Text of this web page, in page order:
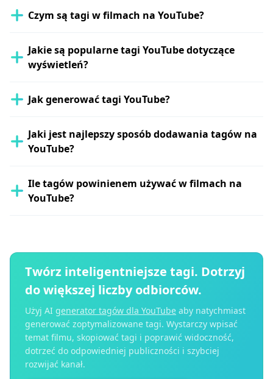
Czym są tagi w filmach na YouTube?
Jakie są popularne tagi YouTube dotyczące
wyświetleń?
Jak generować tagi YouTube?
Jaki jest najlepszy sposób dodawania tagów na
YouTube?
Ile tagów powinienem używać w filmach na
YouTube?
Twórz inteligentniejsze tagi. Dotrzyj
do większej liczby odbiorców.
Użyj AI generator tagów dla YouTube aby natychmiast
generować zoptymalizowane tagi. Wystarczy wpisać
temat filmu, skopiować tagi i poprawić widoczność,
dotrzeć do odpowiedniej publiczności i szybciej
rozwijać kanał.